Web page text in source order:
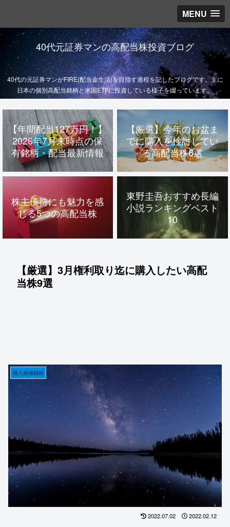
MENU
40代元証券マンの高配当株投資ブログ
40代の元証券マンがFIRE(配当金生活)を目指す過程を記したブログです。主に
日本の個別高配当銘柄と米国ETFに投資している様子を綴っています。
【年間配当127万円！】
2026年7月末時点の保
有銘柄・配当最新情報
【厳選】今年のお盆ま
でに購入を検討してい
る高配当株6選
株主優待にも魅力を感
じる5つの高配当株
東野圭吾おすすめ長編
小説ランキングベスト
10
【厳選】3月権利取り迄に購入したい高配
当株9選
購入候補銘柄
2022.07.02 2022.02.12